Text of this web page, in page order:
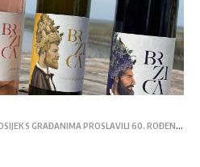
S GRAĐANIMA PROSLAVILI 60. ROĐENDAN